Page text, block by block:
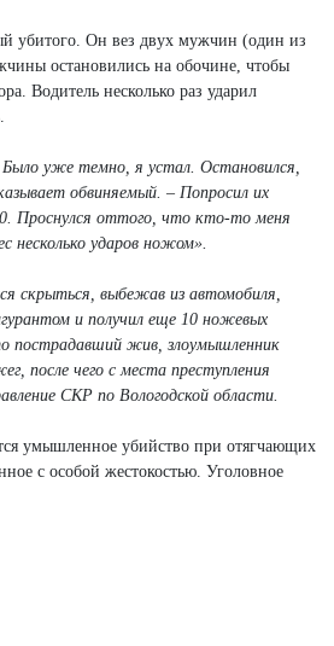
убитого. Он вез двух мужчин (один из
остановились на обочине, чтобы
Водитель несколько раз ударил
уже темно, я устал. Остановился,
обвиняемый. – Попросил их
Проснулся оттого, что кто-то меня
несколько ударов ножом».
скрыться, выбежав из автомобиля,
и получил еще 10 ножевых
пострадавший жив, злоумышленник
после чего с места преступления
СКР по Вологодской области.
умышленное убийство при отягчающих
с особой жестокостью. Уголовное